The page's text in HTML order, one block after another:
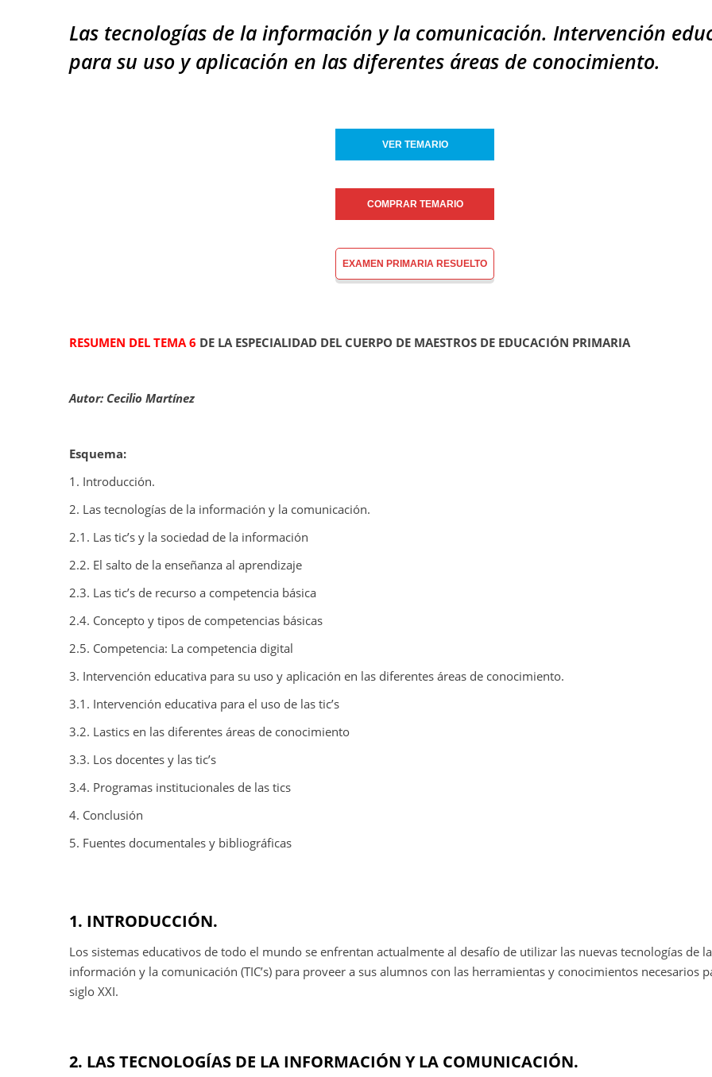
Las tecnologías de la información y la comunicación. Intervención
para su uso y aplicación en las diferentes áreas de conocimiento.
VER TEMARIO
COMPRAR TEMARIO
EXAMEN PRIMARIA RESUELTO
RESUMEN DEL TEMA 6 DE LA ESPECIALIDAD DEL CUERPO DE MAESTROS DE EDUCACIÓN PRIMARIA
Autor: Cecilio Martínez
Esquema:
1. Introducción.
2. Las tecnologías de la información y la comunicación.
2.1. Las tic’s y la sociedad de la información
2.2. El salto de la enseñanza al aprendizaje
2.3. Las tic’s de recurso a competencia básica
2.4. Concepto y tipos de competencias básicas
2.5. Competencia: La competencia digital
3. Intervención educativa para su uso y aplicación en las diferentes áreas de conocimiento.
3.1. Intervención educativa para el uso de las tic’s
3.2. Lastics en las diferentes áreas de conocimiento
3.3. Los docentes y las tic’s
3.4. Programas institucionales de las tics
4. Conclusión
5. Fuentes documentales y bibliográficas
1. INTRODUCCIÓN.
Los sistemas educativos de todo el mundo se enfrentan actualmente al desafío de utilizar las nuevas tecnologías de la
información y la comunicación (TIC’s) para proveer a sus alumnos con las herramientas y conocimientos necesarios
siglo XXI.
2. LAS TECNOLOGÍAS DE LA INFORMACIÓN Y LA COMUNICACIÓN.